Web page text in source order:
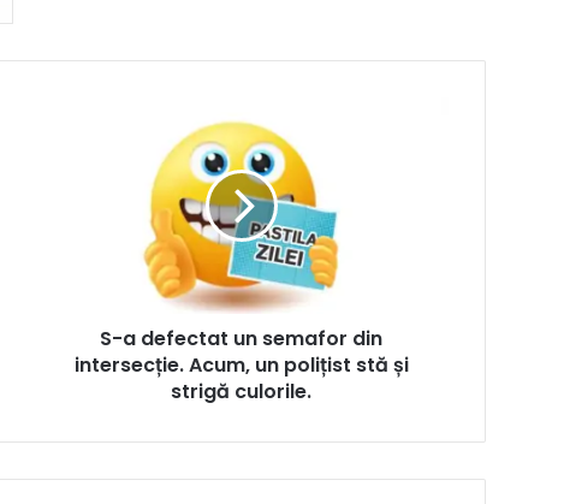
S-a defectat un semafor din
intersecție. Acum, un polițist stă și
strigă culorile.